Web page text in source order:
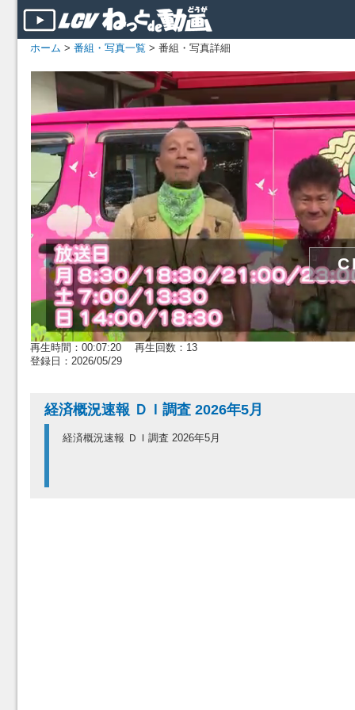
ホーム > 番組・写真一覧 > 番組・写真詳細
再生時間：00:07:20 再生回数：13
登録日：2026/05/29
経済概況速報 ＤＩ調査 2026年5月
経済概況速報 ＤＩ調査 2026年5月